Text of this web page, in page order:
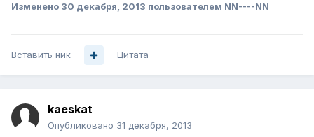
Изменено 30 декабря, 2013 пользователем NN----NN
Вставить ник Цитата
kaeskat
Опубликовано 31 декабря, 2013